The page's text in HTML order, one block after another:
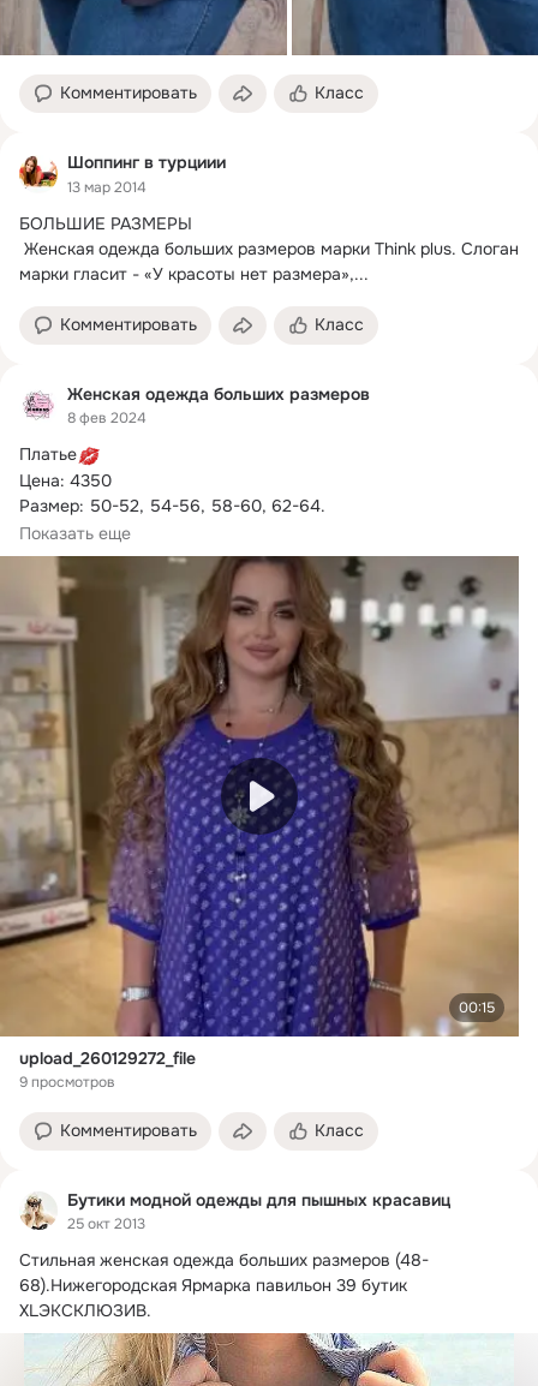
Комментировать Класс
Шоппинг в турциии
13 мар 2014
БОЛЬШИЕ РАЗМЕРЫ
марки гласит - «У красоты нет размера»,...
Комментировать Класс
Женская одежда больших размеров
8 фев 2024
Платье
Цена: 4350
Размер: 50-52, 54-56, 58-60, 62-64.
Цвет: электрик, зеленый, синий, черный, фиолетовый, бордо.
Ткань про-во Турции: креп дайвинг, сетка флок с блестками.
Показать еще
00:15
upload_260129272_file
9 просмотров
Комментировать Класс
Бутики модной одежды для пышных красавиц
25 окт 2013
Стильная женская одежда больших размеров (48-
68).Нижегородская Ярмарка павильон 39 бутик
XLЭКСКЛЮЗИВ.